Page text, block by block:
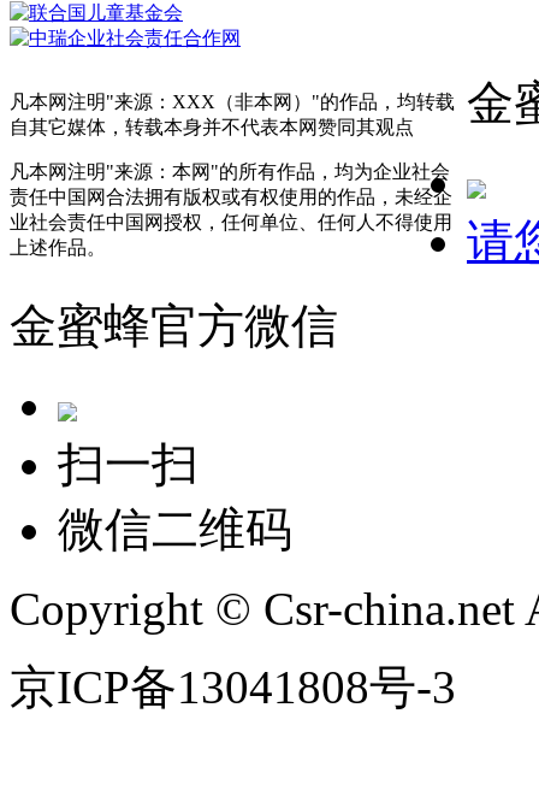
凡本网注明"来源：XXX（非本网）"的作品，均转载
自其它媒体，转载本身并不代表本网赞同其观点
凡本网注明"来源：本网"的所有作品，均为企业社会
责任中国网合法拥有版权或有权使用的作品，未经企
业社会责任中国网授权，任何单位、任何人不得使用
上述作品。
金
请
金蜜蜂官方微信
扫一扫
微信二维码
Copyright © Csr-china.net
京ICP备13041808号-3